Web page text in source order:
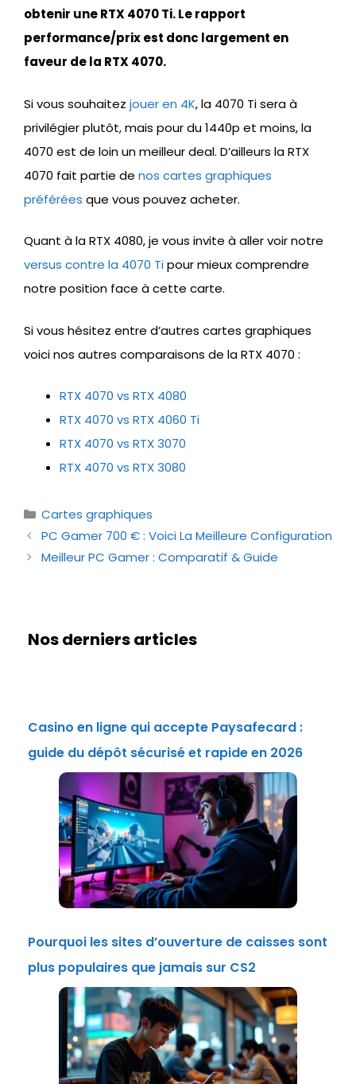
obtenir une RTX 4070 Ti. Le rapport
performance/prix est donc largement en
faveur de la RTX 4070.
Si vous souhaitez jouer en 4K, la 4070 Ti sera à
privilégier plutôt, mais pour du 1440p et moins, la
4070 est de loin un meilleur deal. D’ailleurs la RTX
4070 fait partie de nos cartes graphiques
préférées que vous pouvez acheter.
Quant à la RTX 4080, je vous invite à aller voir notre
versus contre la 4070 Tipour mieux comprendre
notre position face à cette carte.
Si vous hésitez entre d’autres cartes graphiques
voici nos autres comparaisons de la RTX 4070 :
RTX 4070 vs RTX 4080
RTX 4070 vs RTX 4060 Ti
RTX 4070 vs RTX 3070
RTX 4070 vs RTX 3080
Catégories
Cartes graphiques
PC Gamer 700 € : Voici La Meilleure Configuration
Meilleur PC Gamer : Comparatif & Guide
Nos derniers articles
Casino en ligne qui accepte Paysafecard :
guide du dépôt sécurisé et rapide en 2026
Pourquoi les sites d’ouverture de caisses sont
plus populaires que jamais sur CS2